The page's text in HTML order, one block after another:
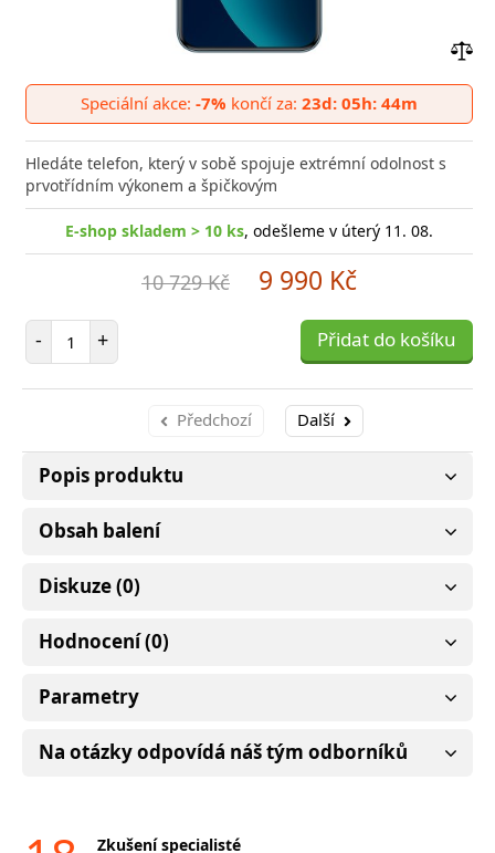
do
Speciální akce: -7% končí za: 23d: 05h: 44m
Hledáte telefon, který v sobě spojuje extrémní odolnost s
prvotřídním výkonem a špičkovým
E-shop skladem > 10 ks, odešleme v úterý 11. 08.
10 729 Kč 9 990 Kč
- Počet položek
+ Přidat do košíku
Předchozí Další
Popis produktu
Obsah balení
Diskuze (0)
Hodnocení (0)
Parametry
Na otázky odpovídá náš tým odborníků
Zkušení specialisté